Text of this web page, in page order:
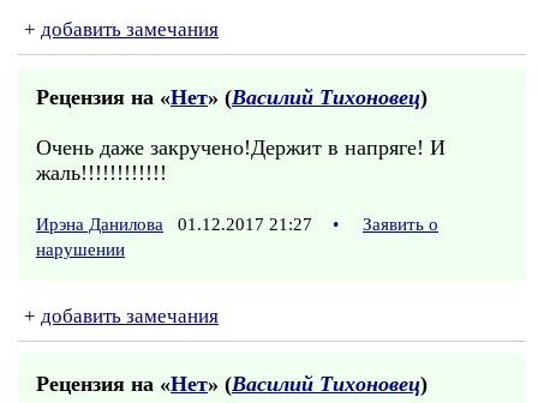
+ добавить замечания
Рецензия на «Нет» (Василий Тихоновец)
Очень даже закручено!Держит в напряге! И
жаль!!!!!!!!!!!!
Ирэна Данилова 01.12.2017 21:27 •
Заявить о
нарушении
+ добавить замечания
Рецензия на «Нет» (Василий Тихоновец)